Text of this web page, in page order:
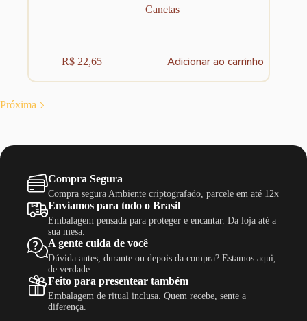
Canetas
R$ 22,65 Adicionar ao carrinho
Próxima
Compra Segura
Compra segura Ambiente criptografado, parcele em até 12x
Enviamos para todo o Brasil
Embalagem pensada para proteger e encantar. Da loja até a
sua mesa.
A gente cuida de você
Dúvida antes, durante ou depois da compra? Estamos aqui,
de verdade.
Feito para presentear também
Embalagem de ritual inclusa. Quem recebe, sente a
diferença.